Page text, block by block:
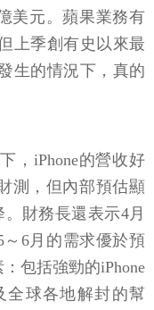
美元。蘋果業務有
上季創有史以來最
生的情況下，真的
，iPhone的營收好
測，但內部預估顯
財務長還表示4月
6月的需求優於預
包括強勁的iPhone
全球各地解封的幫